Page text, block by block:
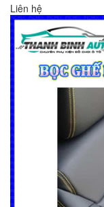
Liên hệ